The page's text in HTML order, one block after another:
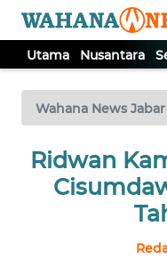
Utama Nusantara
Wahana News Jabar
Ridwan
TV
Tutup
UTAMA